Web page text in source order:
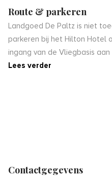
Route & parkeren
Landgoed De Paltz is niet
parkeren bij het Hilton Hotel
ingang van de Vliegbasis
Lees verder
Contactgegevens